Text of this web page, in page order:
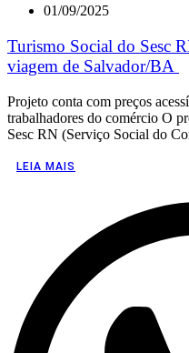
01/09/2025
Turismo Social do Sesc
viagem de Salvador/BA
Projeto conta com preços
trabalhadores do comércio O
Sesc RN (Serviço Social do
LEIA MAIS